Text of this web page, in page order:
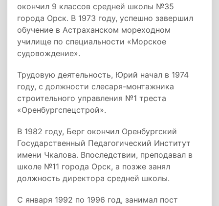
окончил 9 классов средней школы №35
города Орск. В 1973 году, успешно завершил
обучение в Астраханском мореходном
училище по специальности «Морское
судовождение».
Трудовую деятельность, Юрий начал в 1974
году, с должности слесаря-монтажника
строительного управления №1 треста
«Оренбургспецстрой».
В 1982 году, Берг окончил Оренбургский
Государственный Педагогический Институт
имени Чкалова. Впоследствии, преподавал в
школе №11 города Орск, а позже занял
должность директора средней школы.
С января 1992 по 1996 год, занимал пост